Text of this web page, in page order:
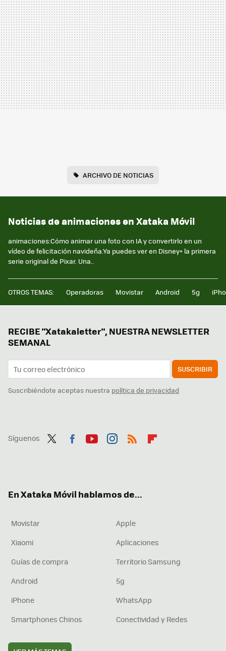
ARCHIVO DE NOTICIAS
Noticias de animaciones en Xataka Móvil
animaciones:Cómo animar una foto con IA y convertirlo en un
vídeo de felicitación navideña.Ya puedes ver en Disney+ la primera
serie original de Pixar. Una..
OTROS TEMAS: Operadoras Movistar Android 5g
RECIBE "Xatakaletter", NUESTRA NEWSLETTER
SEMANAL
SUSCRIBIR
Suscribiéndote aceptas nuestra política de privacidad
Síguenos
En Xataka Móvil hablamos de...
Movistar
Apple
Xiaomi
Aplicaciones
Guías de compra
Territorio Samsung
Android
5g
iPhone
WhatsApp
Smartphones Chinos
Conectividad y Redes